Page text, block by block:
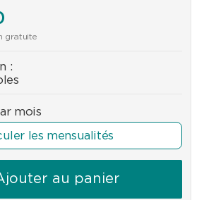
gratuite
:
mois
les mensualités
au panier